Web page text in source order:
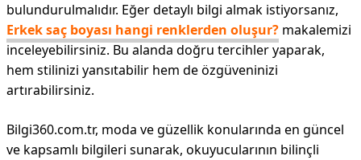
bulundurulmalıdır. Eğer detaylı bilgi almak istiyorsanız,
Erkek saç boyası hangi renklerden oluşur? makalemizi
inceleyebilirsiniz. Bu alanda doğru tercihler yaparak,
hem stilinizi yansıtabilir hem de özgüveninizi
artırabilirsiniz.
Bilgi360.com.tr, moda ve güzellik konularında en güncel
ve kapsamlı bilgileri sunarak, okuyucularının bilinçli